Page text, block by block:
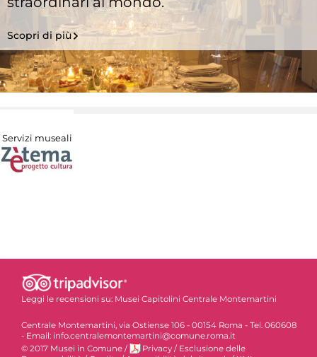
Scopri di più
Servizi museali
Leggi le recensioni su: Musei Capitolini Centrale Montemartini
Centrale Montemartini, via Ostiense 106 - 00154 Roma - Tel. 060608
- Email: info.centralemontemartini@comune.roma.it
© 2017 Musei in Comune / Privacy / Esclusione delle